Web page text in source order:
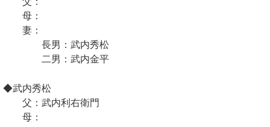
母：
妻：
長男：武内秀松
二男：武内金平
◆武内秀松
父：武内利右衛門
母：